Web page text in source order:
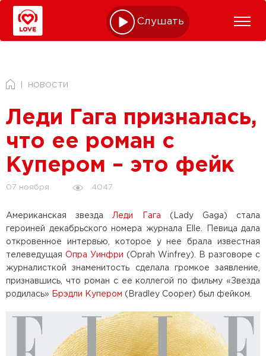
Слушать online
НОВОСТИ
Леди Гага призналась,
что ее роман с
Купером – это фейк
07 ноября 4047
Американская звездаЛеди Гага (Lady Gaga) стала
героиней декабрьского номера журнала Elle. Певица дала
откровенное интервью, которое у нее брала известная
телеведущая Опра Уинфри (Oprah Winfrey). В разговоре с
журналисткой знаменитость сделала громкое заявление,
признавшись, что роман с ее коллегой по фильму «Звезда
родилась»
Брэдли Купером (Bradley Cooper) был фейком.